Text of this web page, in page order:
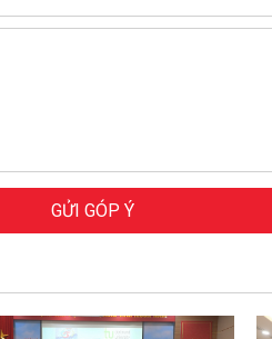
GỬI GÓP Ý